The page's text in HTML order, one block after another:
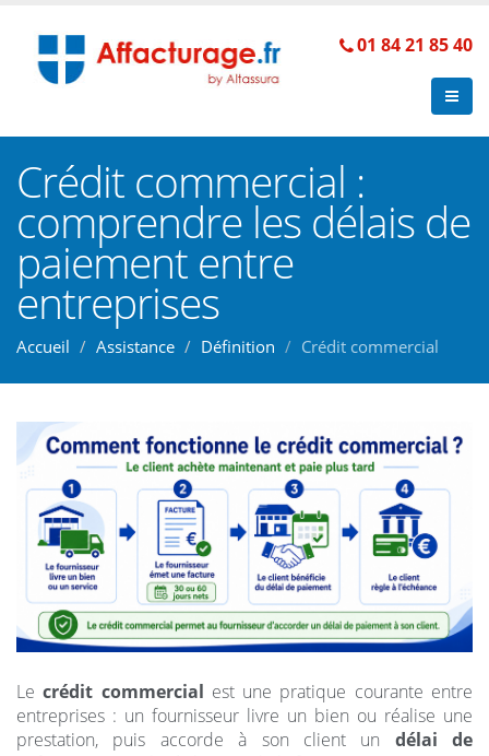
01 84 21 85 40
Crédit commercial :
comprendre les délais de
paiement entre
entreprises
Accueil Assistance Définition Crédit commercial
Lecrédit commercial est une pratique courante entre
entreprises : un fournisseur livre un bien ou réalise une
prestation, puis accorde à son client un délai de